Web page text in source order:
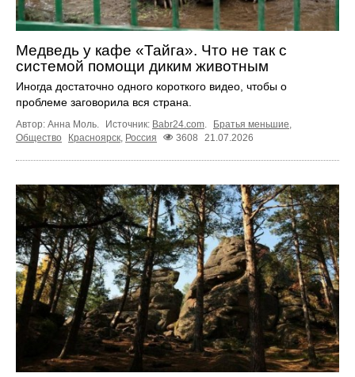
Медведь у кафе «Тайга». Что не так с
системой помощи диким животным
Иногда достаточно одного короткого видео, чтобы о
проблеме заговорила вся страна.
Автор: Анна Моль. Источник: Babr24.com. Братья меньшие,
Общество
Красноярск, Россия 3608 21.07.2026